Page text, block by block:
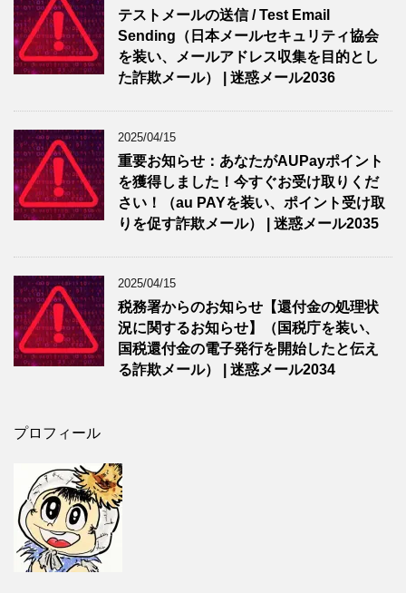
テストメールの送信 / Test Email
Sending（日本メールセキュリティ協会
を装い、メールアドレス収集を目的とし
た詐欺メール） | 迷惑メール2036
2025/04/15
重要お知らせ：あなたがAUPayポイント
を獲得しました！今すぐお受け取りくだ
さい！（au PAYを装い、ポイント受け取
りを促す詐欺メール） | 迷惑メール2035
2025/04/15
税務署からのお知らせ【還付金の処理状
況に関するお知らせ】（国税庁を装い、
国税還付金の電子発行を開始したと伝え
る詐欺メール） | 迷惑メール2034
プロフィール